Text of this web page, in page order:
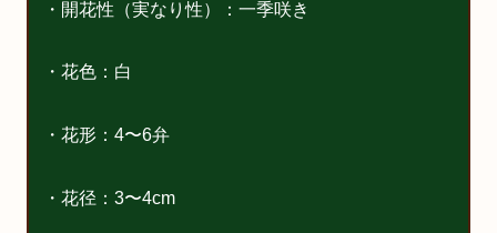
・開花性（実なり性）：一季咲き
・花色：白
・花形：4〜6弁
・花径：3〜4cm